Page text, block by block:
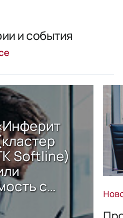
и события
Softline)
с